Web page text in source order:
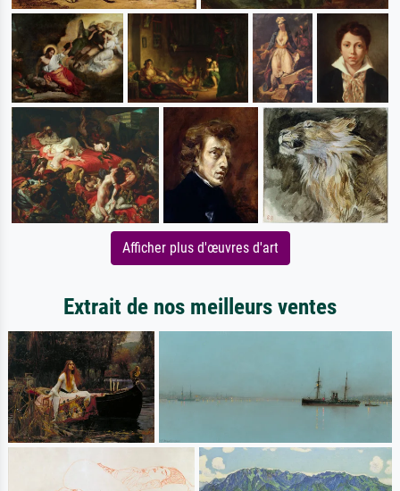
Afficher plus d'œuvres d'art
Extrait de nos meilleurs ventes